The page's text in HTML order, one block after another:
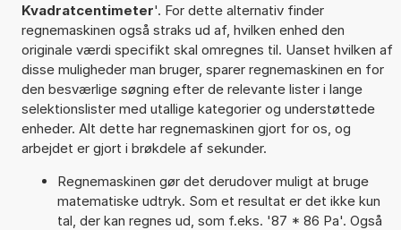
Kvadratcentimeter'. For dette alternativ finder
regnemaskinen også straks ud af, hvilken enhed den
originale værdi specifikt skal omregnes til. Uanset hvilken af
disse muligheder man bruger, sparer regnemaskinen en for
den besværlige søgning efter de relevante lister i lange
selektionslister med utallige kategorier og understøttede
enheder. Alt dette har regnemaskinen gjort for os, og
arbejdet er gjort i brøkdele af sekunder.
Regnemaskinen gør det derudover muligt at bruge
matematiske udtryk. Som et resultat er det ikke kun
tal, der kan regnes ud, som f.eks. '87 * 86 Pa'. Også